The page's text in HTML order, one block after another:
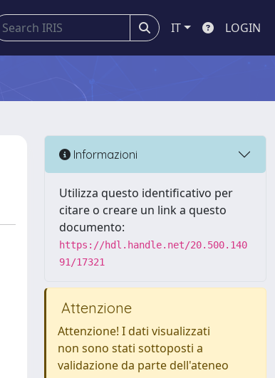
IT LOGIN
Informazioni
Utilizza questo identificativo per
citare o creare un link a questo
documento:
https://hdl.handle.net/20.500.140
91/17321
Attenzione
Attenzione! I dati visualizzati
non sono stati sottoposti a
validazione da parte dell'ateneo